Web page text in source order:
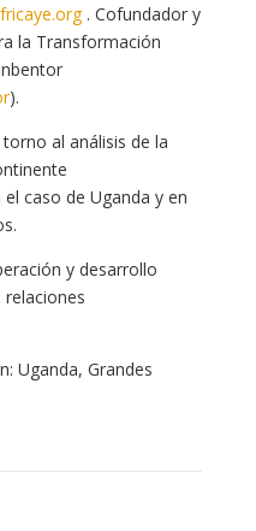
. Cofundador y
la Transformación
).
al análisis de la
caso de Uganda y en
y desarrollo
Uganda, Grandes